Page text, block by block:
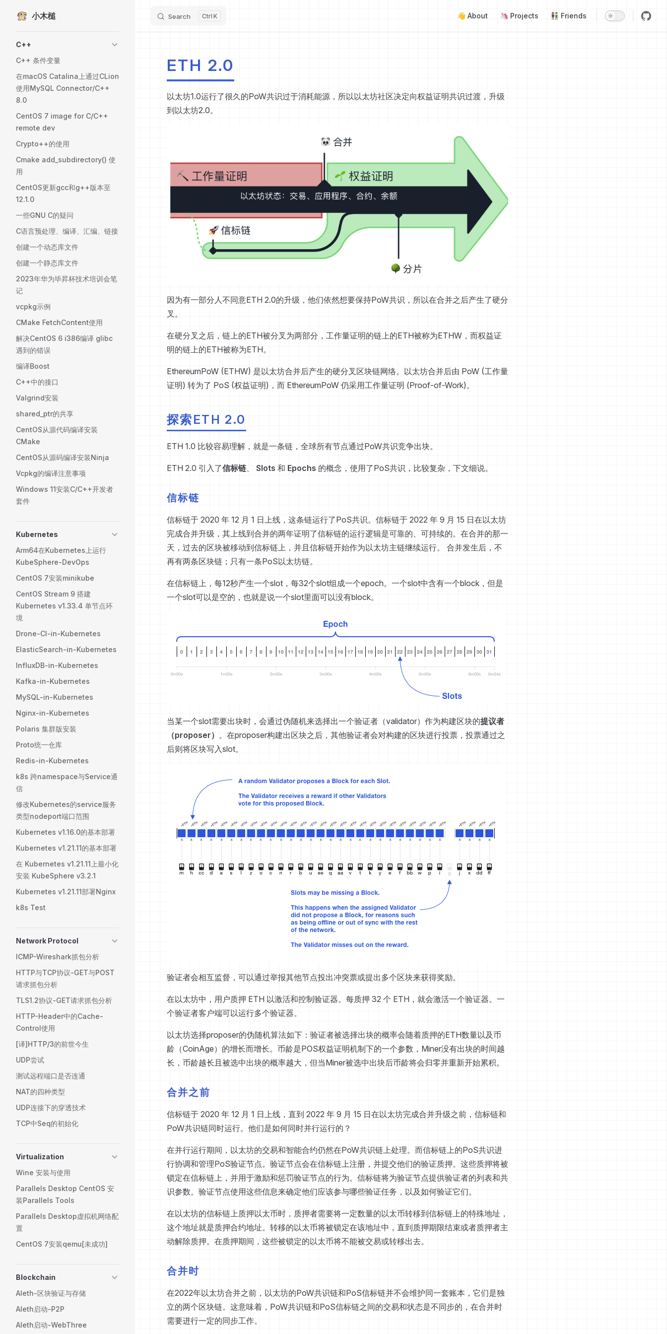
Skip to content
小木槌 Search K 👋 About 🦄 Projects 👫 Friends
C++
C++ 条件变量
在macOS Catalina上通过CLion
使用MySQL Connector/C++
8.0
CentOS 7 image for C/C++
remote dev
Crypto++的使用
Cmake add_subdirectory() 使
用
CentOS更新gcc和g++版本至
12.1.0
一些GNU C的疑问
C语言预处理、编译、汇编、链接
创建一个动态库文件
创建一个静态库文件
2023年华为毕昇杯技术培训会笔
记
vcpkg示例
CMake FetchContent使用
解决CentOS 6 i386编译 glibc
遇到的错误
编译Boost
C++中的接口
Valgrind安装
shared_ptr的共享
CentOS从源代码编译安装
CMake
CentOS从源码编译安装Ninja
Vcpkg的编译注意事项
Windows 11安装C/C++开发者
套件
Kubernetes
Arm64在Kubernetes上运行
KubeSphere-DevOps
CentOS 7安装minikube
CentOS Stream 9 搭建
Kubernetes v1.33.4 单节点环
境
Drone-CI-in-Kubernetes
ElasticSearch-in-Kubernetes
InfluxDB-in-Kubernetes
Kafka-in-Kubernetes
MySQL-in-Kubernetes
Nginx-in-Kubernetes
Polaris 集群版安装
Proto统一仓库
Redis-in-Kubernetes
k8s 跨namespace与Service通
信
修改Kubernetes的service服务
类型nodeport端口范围
Kubernetes v1.16.0的基本部署
Kubernetes v1.21.11的基本部署
在 Kubernetes v1.21.11上最小化
安装 KubeSphere v3.2.1
Kubernetes v1.21.11部署Nginx
k8s Test
Network Protocol
ICMP-Wireshark抓包分析
HTTP与TCP协议-GET与POST
请求抓包分析
TLS1.2协议-GET请求抓包分析
HTTP-Header中的Cache-
Control使用
[译]HTTP/3的前世今生
UDP尝试
测试远程端口是否连通
NAT的四种类型
UDP连接下的穿透技术
TCP中Seq的初始化
Virtualization
Wine 安装与使用
Parallels Desktop CentOS 安
装Parallels Tools
Parallels Desktop虚拟机网络配
置
CentOS 7安装qemu[未成功]
Blockchain
Aleth-区块验证与存储
Aleth启动-P2P
Aleth启动-WebThree
ETH 2.0
以太坊1.0运行了很久的PoW共识过于消耗能源，所以以太坊社区决定向权益证明共识过渡，升级
到以太坊2.0。
因为有一部分人不同意ETH 2.0的升级，他们依然想要保持PoW共识，所以在合并之后产生了硬分
叉。
在硬分叉之后，链上的ETH被分叉为两部分，工作量证明的链上的ETH被称为ETHW，而权益证
明的链上的ETH被称为ETH。
EthereumPoW (ETHW) 是以太坊合并后产生的硬分叉区块链网络。以太坊合并后由 PoW (工作量
证明) 转为了 PoS (权益证明)，而 EthereumPoW 仍采用工作量证明 (Proof-of-Work)。
探索ETH 2.0
ETH 1.0 比较容易理解，就是一条链，全球所有节点通过PoW共识竞争出块。
ETH 2.0 引入了信标链、 Slots 和 Epochs 的概念，使用了PoS共识，比较复杂，下文细说。
信标链
信标链于 2020 年 12 月 1 日上线，这条链运行了PoS共识。信标链于 2022 年 9 月 15 日在以太坊
完成合并升级，其上线到合并的两年证明了信标链的运行逻辑是可靠的、可持续的。在合并的那一
天，过去的区块被移动到信标链上，并且信标链开始作为以太坊主链继续运行。 合并发生后，不
再有两条区块链；只有一条PoS以太坊链。
在信标链上，每12秒产生一个slot，每32个slot组成一个epoch。一个slot中含有一个block，但是
一个slot可以是空的，也就是说一个slot里面可以没有block。
当某一个slot需要出块时，会通过伪随机来选择出一个验证者（validator）作为构建区块的提议者
（proposer） 。在proposer构建出区块之后，其他验证者会对构建的区块进行投票，投票通过之
后则将区块写入slot。
验证者会相互监督，可以通过举报其他节点投出冲突票或提出多个区块来获得奖励。
在以太坊中，用户质押 ETH 以激活和控制验证器。每质押 32 个 ETH，就会激活一个验证器。一
个验证者客户端可以运行多个验证器。
以太坊选择proposer的伪随机算法如下：验证者被选择出块的概率会随着质押的ETH数量以及币
龄（CoinAge）的增长而增长。币龄是POS权益证明机制下的一个参数，Miner没有出块的时间越
长，币龄越长且被选中出块的概率越大，但当Miner被选中出块后币龄将会归零并重新开始累积。
合并之前
信标链于 2020 年 12 月 1 日上线，直到 2022 年 9 月 15 日在以太坊完成合并升级之前，信标链和
PoW共识链同时运行。他们是如何同时并行运行的？
在并行运行期间，以太坊的交易和智能合约仍然在PoW共识链上处理。而信标链上的PoS共识进
行协调和管理PoS验证节点。验证节点会在信标链上注册，并提交他们的验证质押。这些质押将被
锁定在信标链上，并用于激励和惩罚验证节点的行为。信标链将为验证节点提供验证者的列表和共
识参数。验证节点使用这些信息来确定他们应该参与哪些验证任务，以及如何验证它们。
在以太坊的信标链上质押以太币时，质押者需要将一定数量的以太币转移到信标链上的特殊地址，
这个地址就是质押合约地址。转移的以太币将被锁定在该地址中，直到质押期限结束或者质押者主
动解除质押。在质押期间，这些被锁定的以太币将不能被交易或转移出去。
合并时
在2022年以太坊合并之前，以太坊的PoW共识链和PoS信标链并不会维护同一套账本，它们是独
立的两个区块链。这意味着，PoW共识链和PoS信标链之间的交易和状态是不同步的，在合并时
需要进行一定的同步工作。